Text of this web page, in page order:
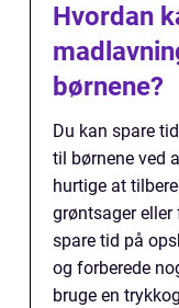
Hvordan
børnene?
Du kan spare
til børnene ved
hurtige at
grøntsager
spare tid på
og forberede
bruge en